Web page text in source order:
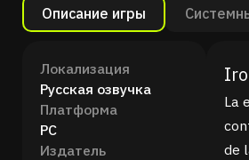
Описание игры
Локализация
Русская озвучка
Платформа
PC
Издатель
La
de